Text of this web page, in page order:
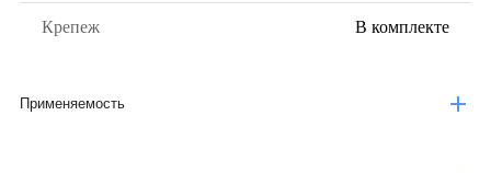
Крепеж В комплекте
Применяемость